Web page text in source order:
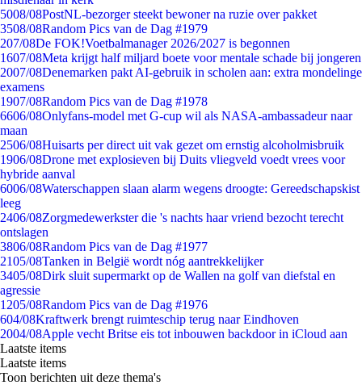
5008/08PostNL-bezorger steekt bewoner na ruzie over pakket
3508/08Random Pics van de Dag #1979
207/08De FOK!Voetbalmanager 2026/2027 is begonnen
1607/08Meta krijgt half miljard boete voor mentale schade bij jongeren
2007/08Denemarken pakt AI-gebruik in scholen aan: extra mondelinge
examens
1907/08Random Pics van de Dag #1978
6606/08Onlyfans-model met G-cup wil als NASA-ambassadeur naar
maan
2506/08Huisarts per direct uit vak gezet om ernstig alcoholmisbruik
1906/08Drone met explosieven bij Duits vliegveld voedt vrees voor
hybride aanval
6006/08Waterschappen slaan alarm wegens droogte: Gereedschapskist
leeg
2406/08Zorgmedewerkster die 's nachts haar vriend bezocht terecht
ontslagen
3806/08Random Pics van de Dag #1977
2105/08Tanken in België wordt nóg aantrekkelijker
3405/08Dirk sluit supermarkt op de Wallen na golf van diefstal en
agressie
1205/08Random Pics van de Dag #1976
604/08Kraftwerk brengt ruimteschip terug naar Eindhoven
2004/08Apple vecht Britse eis tot inbouwen backdoor in iCloud aan
Laatste items
Laatste items
Toon berichten uit deze thema's